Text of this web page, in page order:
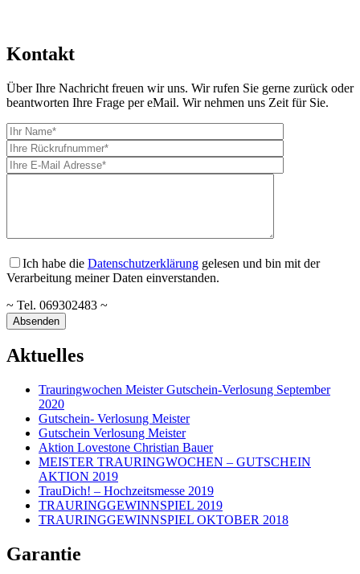
Kontakt
Über Ihre Nachricht freuen wir uns. Wir rufen Sie gerne zurück oder
beantworten Ihre Frage per eMail. Wir nehmen uns Zeit für Sie.
Ich habe die Datenschutzerklärung gelesen und bin mit der
Verarbeitung meiner Daten einverstanden.
~ Tel. 069302483 ~
Aktuelles
Trauringwochen Meister Gutschein-Verlosung September
2020
Gutschein- Verlosung Meister
Gutschein Verlosung Meister
Aktion Lovestone Christian Bauer
MEISTER TRAURINGWOCHEN – GUTSCHEIN
AKTION 2019
TrauDich! – Hochzeitsmesse 2019
TRAURINGGEWINNSPIEL 2019
TRAURINGGEWINNSPIEL OKTOBER 2018
Garantie